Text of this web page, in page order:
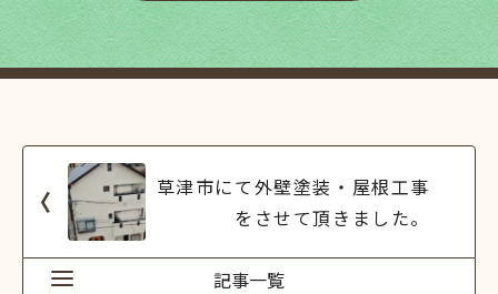
草津市にて外壁塗装・屋根工事
をさせて頂きました。
記事一覧